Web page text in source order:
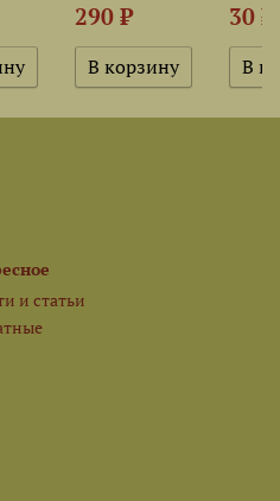
290 ₽ 30 ₽
и статьи